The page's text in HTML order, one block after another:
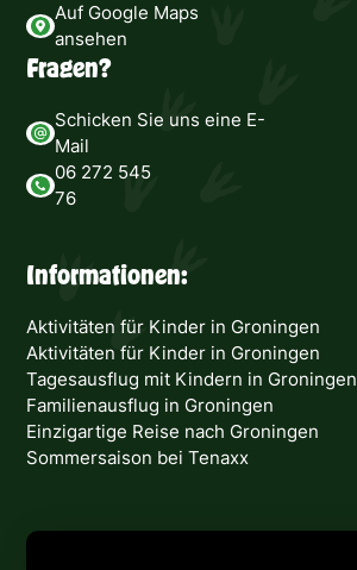
Auf Google Maps
ansehen
Fragen?
Schicken Sie uns eine E-
Mail
06 272 545
76
Informationen:
Aktivitäten für Kinder in Groningen
Aktivitäten für Kinder in Groningen
Tagesausflug mit Kindern in Groningen
Familienausflug in Groningen
Einzigartige Reise nach Groningen
Sommersaison bei Tenaxx